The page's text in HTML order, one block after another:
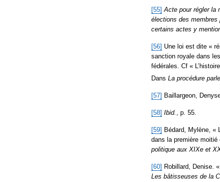
[55] Acte pour régler la
élections des membres
certains actes y
[56] Une loi est dite «
sanction royale dans
fédérales. Cf «
Dans La procédure
[57] Baillargeon,
[58] Ibid. , p. 55.
[59] Bédard, Mylène, «
dans la première
politique aux XIXe et
[60] Robillard, Denise.
Les bâtisseuses de la